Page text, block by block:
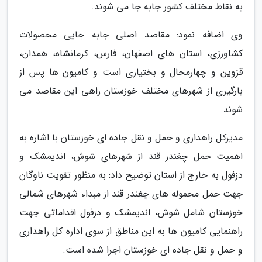
به نقاط مختلف کشور جابه جا می شوند.
وی اضافه نمود: مقاصد اصلی جابه جایی محصولات
کشاورزی، استان های اصفهان، فارس، کرمانشاه، همدان،
قزوین و چهارمحال و بختیاری است و کامیون ها پس از
بارگیری از شهرهای مختلف خوزستان راهی این مقاصد می
شوند.
مدیرکل راهداری و حمل و نقل جاده ای خوزستان با اشاره به
اهمیت حمل چغندر قند از شهرهای شوش، اندیمشک و
دزفول به خارج از استان توضیح داد: به منظور تقویت ناوگان
جهت حمل محموله های چغندر قند از مبداء شهرهای شمالی
خوزستان شامل شوش، اندیمشک و دزفول اقداماتی جهت
راهنمایی کامیون ها به این مناطق از سوی اداره کل راهداری
و حمل و نقل جاده ای خوزستان اجرا شده است.